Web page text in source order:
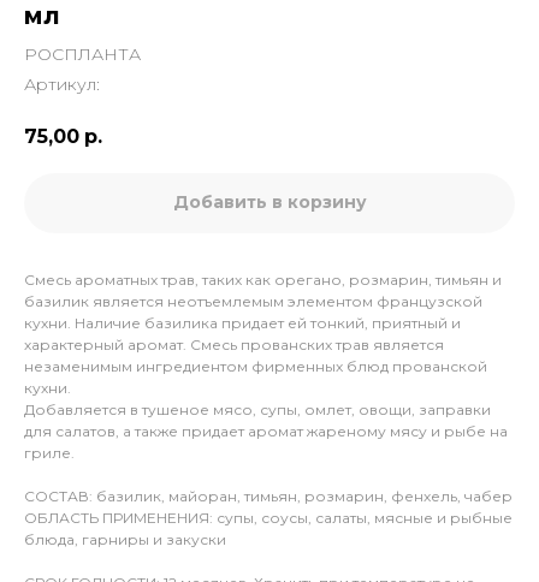
мл
РОСПЛАНТА
Артикул:
75,00 р.
Добавить в корзину
Смесь ароматных трав, таких как орегано, розмарин, тимьян и
базилик является неотъемлемым элементом французской
кухни. Наличие базилика придает ей тонкий, приятный и
характерный аромат. Смесь прованских трав является
незаменимым ингредиентом фирменных блюд прованской
кухни.
Добавляется в тушеное мясо, супы, омлет, овощи, заправки
для салатов, а также придает аромат жареному мясу и рыбе на
гриле.
СОСТАВ: базилик, майоран, тимьян, розмарин, фенхель, чабер
ОБЛАСТЬ ПРИМЕНЕНИЯ: супы, соусы, салаты, мясные и рыбные
блюда, гарниры и закуски